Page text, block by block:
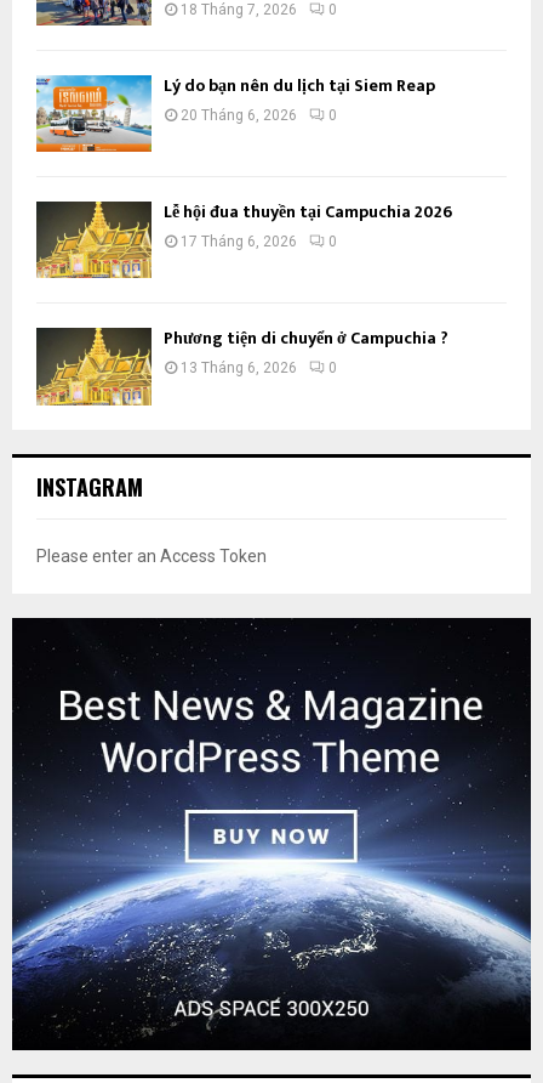
18 Tháng 7, 2026 0
Lý do bạn nên du lịch tại Siem Reap
20 Tháng 6, 2026 0
Lễ hội đua thuyền tại Campuchia 2026
17 Tháng 6, 2026 0
Phương tiện di chuyển ở Campuchia ?
13 Tháng 6, 2026 0
INSTAGRAM
Please enter an Access Token